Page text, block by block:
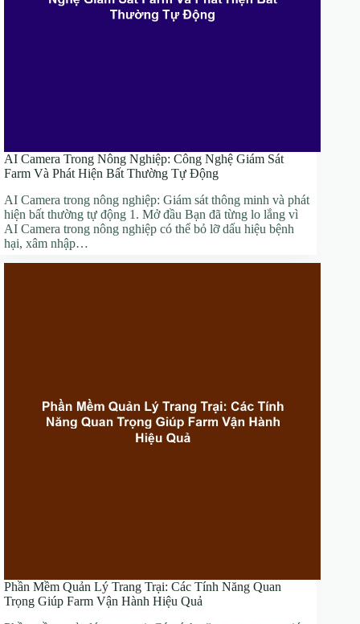
AI Camera Trong Nông Nghiệp: Công Nghệ Giám Sát
Farm Và Phát Hiện Bất Thường Tự Động
AI Camera trong nông nghiệp: Giám sát thông minh và phát
hiện bất thường tự động 1. Mở đầu Bạn đã từng lo lắng vì
AI Camera trong nông nghiệp có thể bỏ lỡ dấu hiệu bệnh
hại, xâm nhập…
Phần Mềm Quản Lý Trang Trại: Các Tính Năng Quan
Trọng Giúp Farm Vận Hành Hiệu Quả